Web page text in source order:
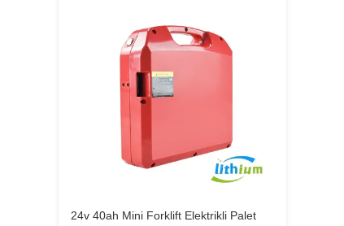
24v 40ah Mini Forklift Elektrikli Palet